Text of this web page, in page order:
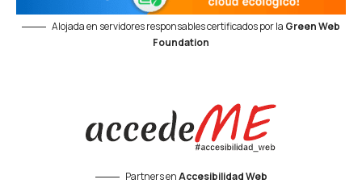
Alojada en servidores responsables certificados por la Green Web
Foundation
Partners enAccesibilidad Web